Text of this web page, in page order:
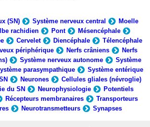
(SN) Système nerveux central
Moelle
rachidien Pont
Mésencéphale
Cervelet Diencéphale
Télencéphale
périphérique
Nerfs crâniens
Nerfs
Système nerveux autonome
Système
parasympathique
Système entérique
Neurones
Cellules gliales (névroglie)
du SN
Neurophysiologie
Potentiels
Récepteurs membranaires
Transporteurs
Neurotransmetteurs Synapses